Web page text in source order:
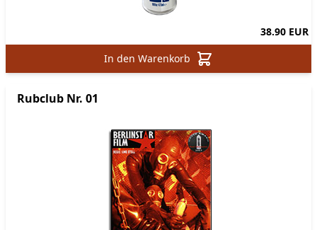
38.90 EUR
In den Warenkorb
Rubclub Nr. 01